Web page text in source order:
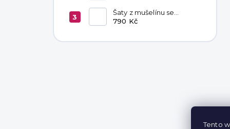
Tento
Šaty z mušelínu se
zavazováním v pase
790 Kč